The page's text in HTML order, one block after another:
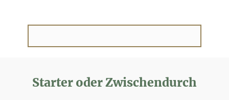
Starter oder Zwischendurch